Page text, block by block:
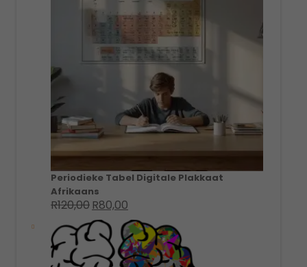
Periodieke Tabel Digitale Plakkaat
Afrikaans
R120,00 Original
price
was:
R120,00.
R80,00
price
is:
R80,00.